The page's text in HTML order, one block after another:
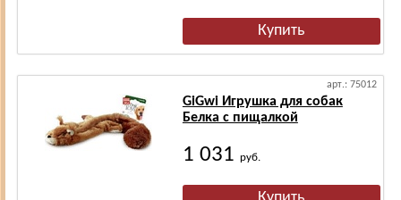
арт.: 75012
GiGwi Игрушка для собак
Белка с пищалкой
1 031 руб.